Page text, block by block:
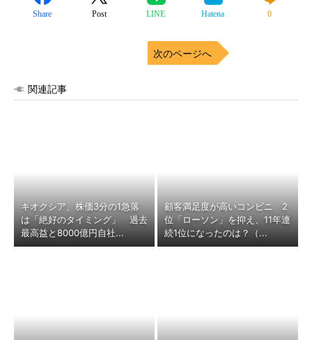
Share Post LINE Hatena 0
次のページへ
関連記事
キオクシア、株価3分の1急落
は「絶好のタイミング」 過去
最高益と8000億円自社...
顧客満足度が高いコンビニ 2
位「ローソン」を抑え、11年連
続1位になったのは？（...